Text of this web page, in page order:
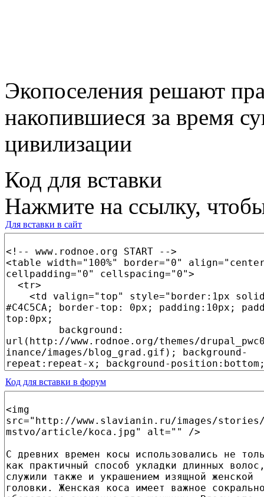
Экопоселения решают
накопившиеся за время
цивилизации
Код для вставки
Нажмите на ссылку,
Для вставки в сайт
Код для вставки в форум